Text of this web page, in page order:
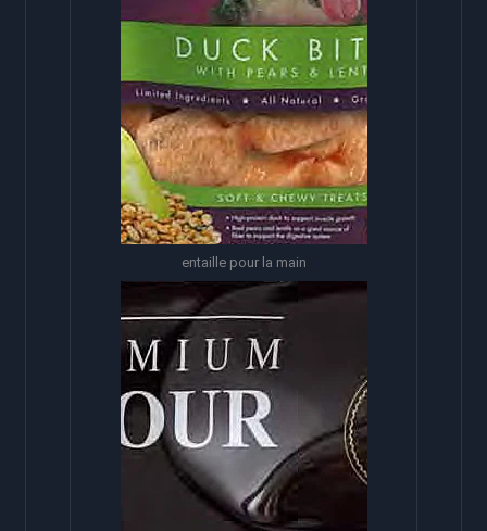
entaille pour la main